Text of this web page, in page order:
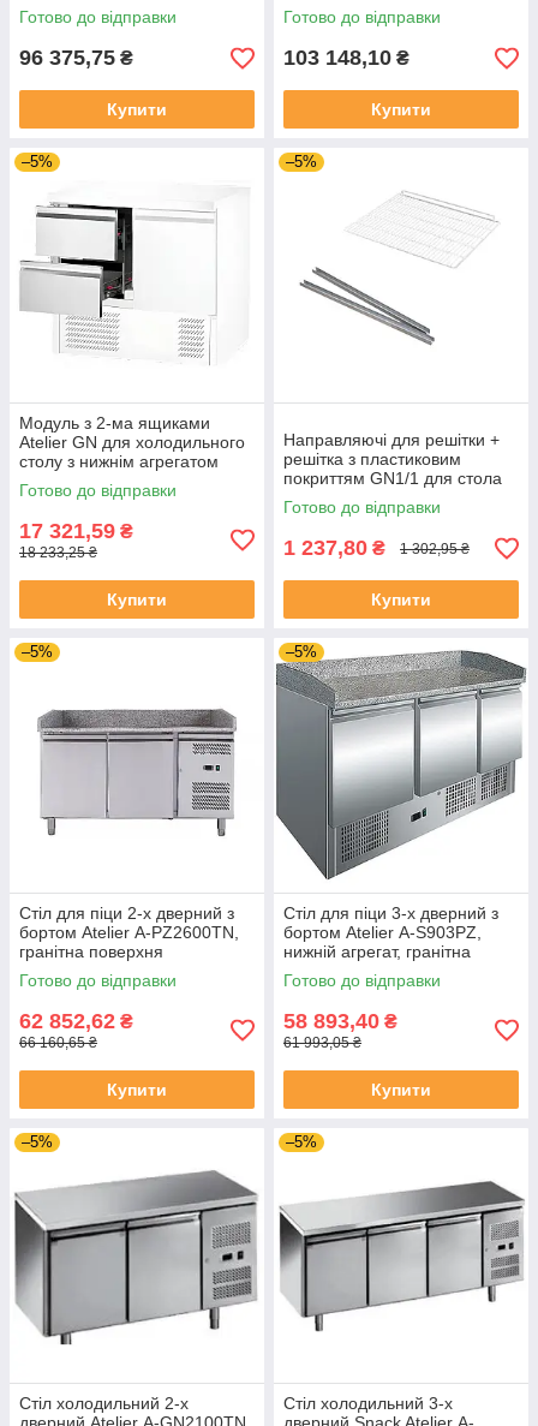
Готово до відправки
96 375,75 ₴
Купити
Готово до відправки
103 148,10 ₴
Купити
–5%
Модуль з 2-ма ящиками
Atelier GN для холодильного
столу з нижнім агрегатом
Готово до відправки
17 321,59 ₴
18 233,25 ₴
Купити
–5%
Направляючі для решітки +
решітка з пластиковим
покриттям GN1/1 для стола
Atelier (комплект)
Готово до відправки
1 237,80 ₴ 1 302,95 ₴
Купити
–5%
Стіл для піци 2-х дверний з
бортом Atelier А-PZ2600TN,
гранітна поверхня
Готово до відправки
62 852,62 ₴
66 160,65 ₴
Купити
–5%
Стіл для піци 3-х дверний з
бортом Atelier А-S903PZ,
нижній агрегат, гранітна
поверхня
Готово до відправки
58 893,40 ₴
61 993,05 ₴
Купити
–5%
Стіл холодильний 2-х
–5%
Стіл холодильний 3-х